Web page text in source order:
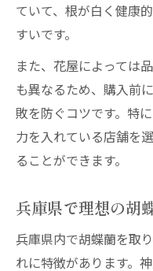
ていて、根が白く健康
すいです。
また、花屋によっては
も異なるため、購入前
敗を防ぐコツです。特
力を入れている店舗を
ることができます。
兵庫県で理想の胡
兵庫県内で胡蝶蘭を取
れに特徴があります。